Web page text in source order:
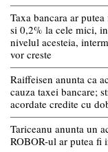
Taxa bancara ar
si 0,2% la cele mici,
nivelul acesteia,
vor creste
Raiffeisen anunta ca
cauza taxei bancare;
acordate credite cu
Tariceanu anunta un
ROBOR-ul ar putea fi